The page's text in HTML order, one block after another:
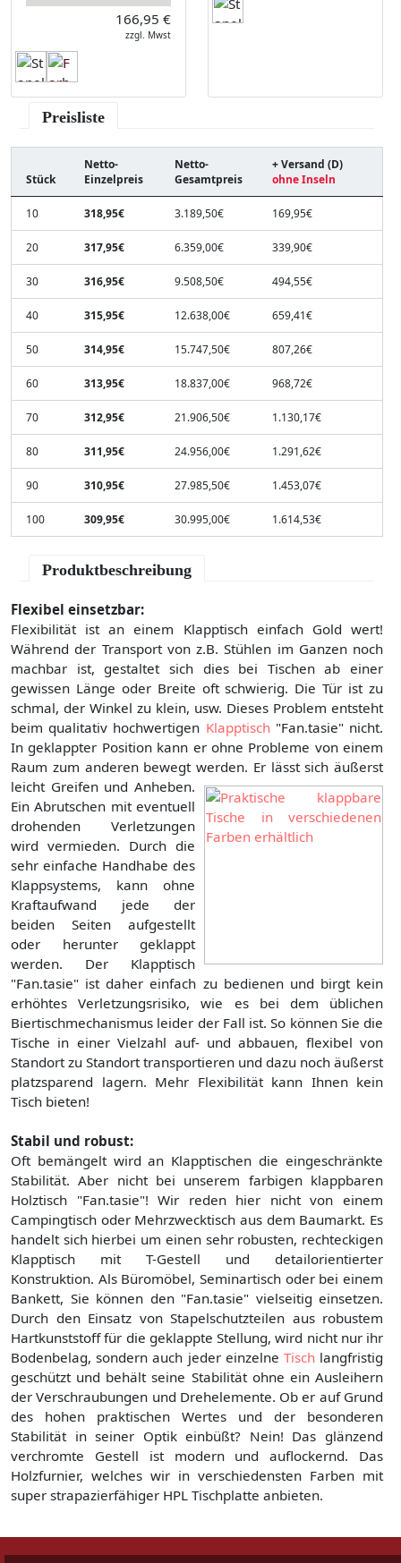
166,95 €
zzgl. Mwst
Preisliste
Stück
Netto-
Einzelpreis
Netto-
Gesamtpreis
+ Versand (D)
ohne Inseln
10 318,95€ 3.189,50€ 169,95€
20 317,95€ 6.359,00€ 339,90€
30 316,95€ 9.508,50€ 494,55€
40 315,95€ 12.638,00€ 659,41€
50 314,95€ 15.747,50€ 807,26€
60 313,95€ 18.837,00€ 968,72€
70 312,95€ 21.906,50€ 1.130,17€
80 311,95€ 24.956,00€ 1.291,62€
90 310,95€ 27.985,50€ 1.453,07€
100 309,95€ 30.995,00€ 1.614,53€
Produktbeschreibung
Flexibel einsetzbar:
Flexibilität ist an einem Klapptisch einfach Gold wert!
Während der Transport von z.B. Stühlen im Ganzen noch
machbar ist, gestaltet sich dies bei Tischen ab einer
gewissen Länge oder Breite oft schwierig. Die Tür ist zu
schmal, der Winkel zu klein, usw. Dieses Problem entsteht
beim qualitativ hochwertigen Klapptisch"Fan.tasie" nicht.
In geklappter Position kann er ohne Probleme von einem
Raum zum anderen bewegt werden. Er lässt sich äußerst
leicht Greifen und Anheben.
Ein Abrutschen mit eventuell
drohenden Verletzungen
wird vermieden. Durch die
sehr einfache Handhabe des
Klappsystems, kann ohne
Kraftaufwand jede der
beiden Seiten aufgestellt
oder herunter geklappt
werden. Der Klapptisch
"Fan.tasie" ist daher einfach zu bedienen und birgt kein
erhöhtes Verletzungsrisiko, wie es bei dem üblichen
Biertischmechanismus leider der Fall ist. So können Sie die
Tische in einer Vielzahl auf- und abbauen, flexibel von
Standort zu Standort transportieren und dazu noch äußerst
platzsparend lagern. Mehr Flexibilität kann Ihnen kein
Tisch bieten!
Stabil und robust:
Oft bemängelt wird an Klapptischen die eingeschränkte
Stabilität. Aber nicht bei unserem farbigen klappbaren
Holztisch "Fan.tasie"! Wir reden hier nicht von einem
Campingtisch oder Mehrzwecktisch aus dem Baumarkt. Es
handelt sich hierbei um einen sehr robusten, rechteckigen
Klapptisch mit T-Gestell und detailorientierter
Konstruktion. Als Büromöbel, Seminartisch oder bei einem
Bankett, Sie können den "Fan.tasie" vielseitig einsetzen.
Durch den Einsatz von Stapelschutzteilen aus robustem
Hartkunststoff für die geklappte Stellung, wird nicht nur ihr
Bodenbelag, sondern auch jeder einzelne Tischlangfristig
geschützt und behält seine Stabilität ohne ein Ausleihern
der Verschraubungen und Drehelemente. Ob er auf Grund
des hohen praktischen Wertes und der besonderen
Stabilität in seiner Optik einbüßt? Nein! Das glänzend
verchromte Gestell ist modern und auflockernd. Das
Holzfurnier, welches wir in verschiedensten Farben mit
super strapazierfähiger HPL Tischplatte anbieten.